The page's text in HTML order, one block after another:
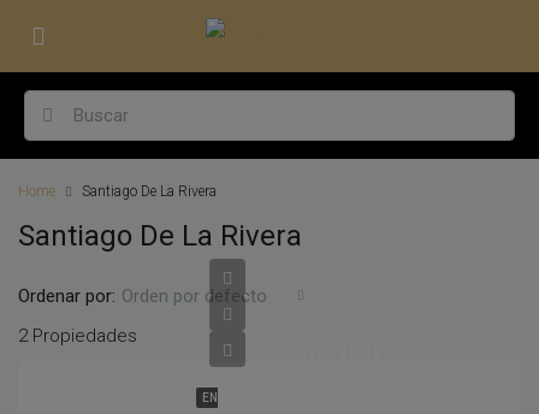
Home Santiago De La Rivera
Santiago De La Rivera
2 Propiedades
Ordenar por: Orden por defecto
EN